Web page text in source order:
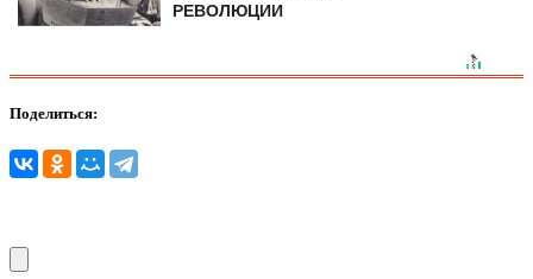
РЕВОЛЮЦИИ
Поделиться: